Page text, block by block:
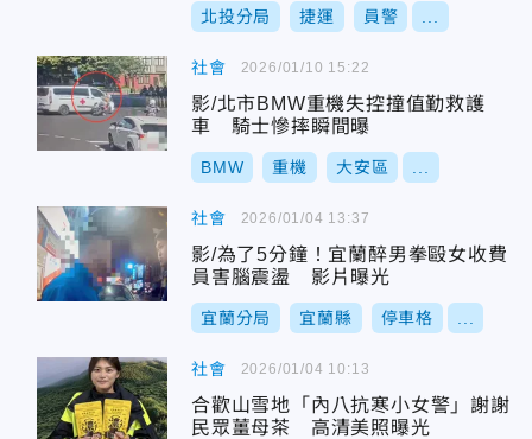
北投分局 捷運 員警
社會
影/北市BMW重機失控撞值勤救護
車 騎士慘摔瞬間曝
BMW 重機 大安區
2026/01/10 15:22
社會
影/為了5分鐘！宜蘭醉男拳毆女收費
員害腦震盪 影片曝光
宜蘭分局 宜蘭縣 停車格
2026/01/04 13:37
社會
合歡山雪地「內八抗寒小女警」謝謝
民眾薑母茶 高清美照曝光
2026/01/04 10:13